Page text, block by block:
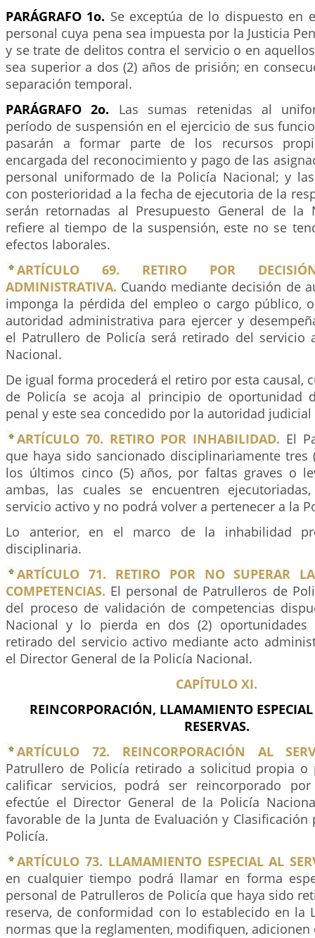
PARÁGRAFO 1o. Se exceptúa de lo dispuesto en
personal cuya pena sea impuesta por la Justicia
y se trate de delitos contra el servicio o en
sea superior a dos (2) años de prisión; en
separación temporal.
PARÁGRAFO 2o. Las sumas retenidas al
período de suspensión en el ejercicio de sus
pasarán a formar parte de los recursos
encargada del reconocimiento y pago de las
personal uniformado de la Policía Nacional; y
con posterioridad a la fecha de ejecutoria de la
serán retornadas al Presupuesto General de la
refiere al tiempo de la suspensión, este no se
efectos laborales.
ARTÍCULO 69. RETIRO POR
ADMINISTRATIVA. Cuando mediante decisión de
imponga la pérdida del empleo o cargo público,
autoridad administrativa para ejercer y
el Patrullero de Policía será retirado del servicio
Nacional.
De igual forma procederá el retiro por esta causal,
de Policía se acoja al principio de oportunidad
penal y este sea concedido por la autoridad
ARTÍCULO 70. RETIRO POR INHABILIDAD. El
que haya sido sancionado disciplinariamente tres
los últimos cinco (5) años, por faltas graves o
ambas, las cuales se encuentren
servicio activo y no podrá volver a pertenecer a la
Lo anterior, en el marco de la inhabilidad
disciplinaria.
ARTÍCULO 71. RETIRO POR NO SUPERAR
COMPETENCIAS. El personal de Patrulleros de
del proceso de validación de competencias
Nacional y lo pierda en dos (2) oportunidades
retirado del servicio activo mediante acto
el Director General de la Policía Nacional.
CAPÍTULO XI.
REINCORPORACIÓN, LLAMAMIENTO
RESERVAS.
ARTÍCULO 72. REINCORPORACIÓN AL
Patrullero de Policía retirado a solicitud propia
calificar servicios, podrá ser reincorporado
efectúe el Director General de la Policía
favorable de la Junta de Evaluación y
Policía.
ARTÍCULO 73. LLAMAMIENTO ESPECIAL AL
en cualquier tiempo podrá llamar en forma
personal de Patrulleros de Policía que haya sido
reserva, de conformidad con lo establecido en la
normas que la reglamenten, modifiquen, adicionen